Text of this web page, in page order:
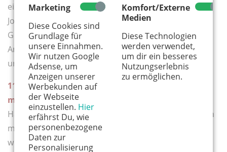
Marketing
Diese Cookies sind
Grundlage für
unsere Einnahmen.
Wir nutzen Google
Adsense, um
Anzeigen unserer
Werbekunden auf
der Webseite
einzustellen. Hier
erfährst Du, wie
personenbezogene
Daten zur
Personalisierung
Komfort/Externe
Medien
Diese Technologien
werden verwendet,
um dir ein besseres
Nutzungserlebnis
zu ermöglichen.
eine Zeitmanagement-Herausforderung! Da wir beide
Job-bedingt wenig Routine haben, können wir zum
Glück beide super viel Zeit mit Nalu verbringen.
Andererseits ist es manchmal auch schwer, mit
unseren Projekten hinterher zu kommen.
11. Kinderfreies Wochenende! Was machst du /
macht ihr am liebsten?
Hatten wir bis jetzt noch nicht. Aber vor allem freu' ich
mich auf durchgeschlafene Nächte. Oder doch mal
wieder eine durchgetanzte Nacht und ein